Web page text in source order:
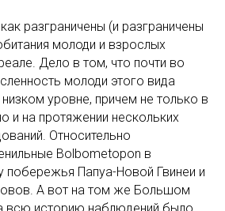
разграничены (и разграничены
молоди и взрослых
Дело в том, что почти во
молоди этого вида
уровне, причем не только в
и на протяжении нескольких
Относительно
Bolbometopon в
побережья Папуа-Новой Гвинеи и
А вот на том же Большом